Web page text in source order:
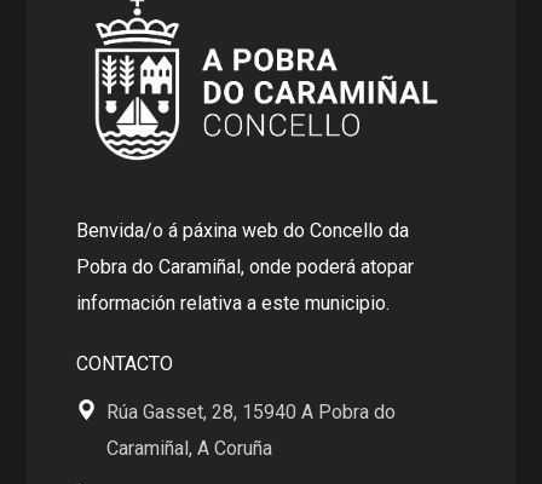
Benvida/o á páxina web do Concello da
Pobra do Caramiñal, onde poderá atopar
información relativa a este municipio.
CONTACTO
Rúa Gasset, 28, 15940 A Pobra do
Caramiñal, A Coruña